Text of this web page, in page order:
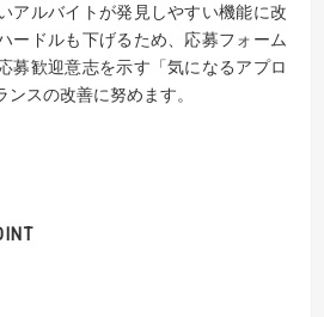
アルバイトが発見しやすい機能に改
ードルも下げるため、応募フォーム
募歓迎意志を示す「気になるアプロ
スの改善に努めます。